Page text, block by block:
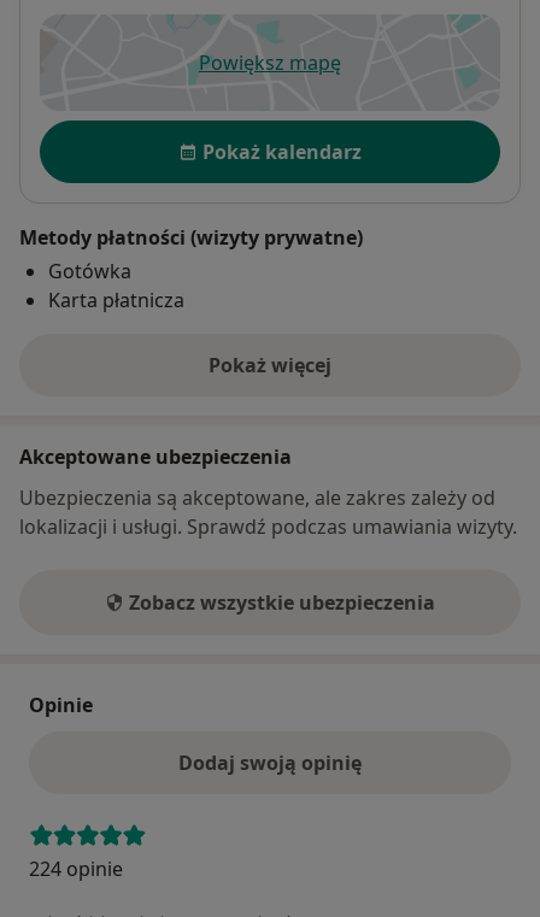
Powiększ mapęotwiera się w nowej karcie
Dostępność
Pokaż kalendarz
Metody płatności (wizyty prywatne)
Gotówka
Karta płatnicza
Pokaż więcej
o adresie
Akceptowane ubezpieczenia
Ubezpieczenia są akceptowane, ale zakres zależy od
lokalizacji i usługi. Sprawdź podczas umawiania wizyty.
Zobacz wszystkie ubezpieczenia
Opinie
Dodaj swoją opinię
224 opinie